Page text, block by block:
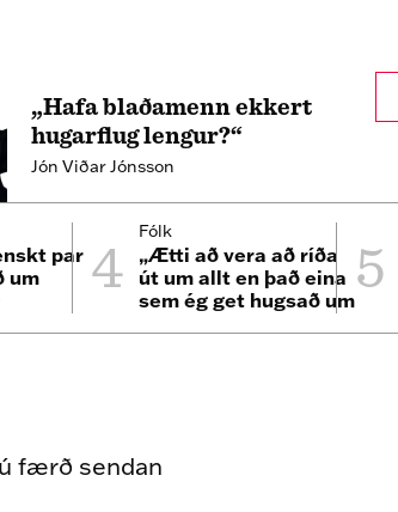
„Hafa blaðamenn ekkert
hugarflug lengur?“
Jón Viðar Jónsson
par
um
4 Fólk
„Ætti að vera að ríða
út um allt en það eina
sem ég get hugsað um5
færð sendan